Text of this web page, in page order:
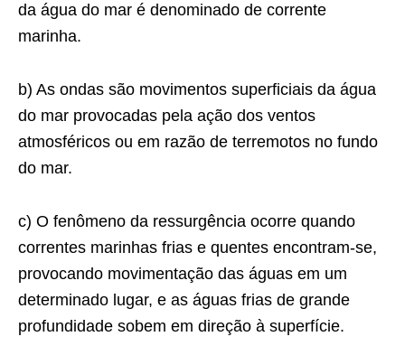
da água do mar é denominado de corrente
marinha.
b) As ondas são movimentos superficiais da água
do mar provocadas pela ação dos ventos
atmosféricos ou em razão de terremotos no fundo
do mar.
c) O fenômeno da ressurgência ocorre quando
correntes marinhas frias e quentes encontram-se,
provocando movimentação das águas em um
determinado lugar, e as águas frias de grande
profundidade sobem em direção à superfície.